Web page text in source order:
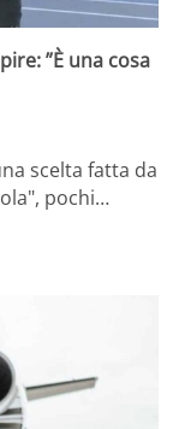
”È una cosa
scelta fatta da
pochi…